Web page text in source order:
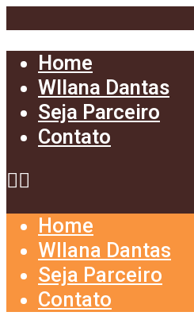
Home
Wllana Dantas
Seja Parceiro
Contato
Home
Wllana Dantas
Seja Parceiro
Contato